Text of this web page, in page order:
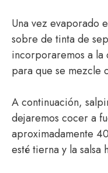
Una vez evaporado
sobre de tinta de
incorporaremos a la
para que se mezcle
A continuación,
dejaremos cocer a
aproximadamente
esté tierna y la salsa